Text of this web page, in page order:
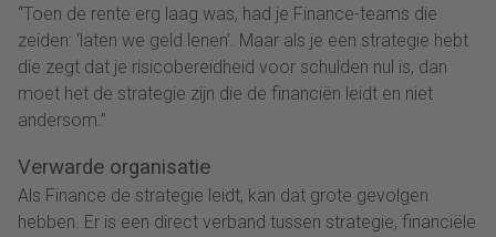
“Toen de rente erg laag was, had je Finance-teams die
zeiden: ‘laten we geld lenen’. Maar als je een strategie hebt
die zegt dat je risicobereidheid voor schulden nul is, dan
moet het de strategie zijn die de financiën leidt en niet
andersom.”
Verwarde organisatie
Als Finance de strategie leidt, kan dat grote gevolgen
hebben. Er is een direct verband tussen strategie, financiële